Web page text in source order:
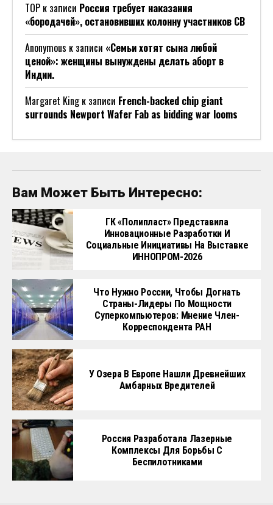
ТОР к записи Россия требует наказания
«бородачей», остановивших колонну участников СВ
Anonymous к записи «Семьи хотят сына любой
ценой»: женщины вынуждены делать аборт в
Индии.
Margaret Kingк записи French-backed chip giant
surrounds Newport Wafer Fab as bidding war looms
Вам Может Быть Интересно:
ГК «Полипласт» Представила
Инновационные Разработки И
Социальные Инициативы На Выставке
ИННОПРОМ-2026
Что Нужно России, Чтобы Догнать
Страны-Лидеры По Мощности
Суперкомпьютеров: Мнение Член-
Корреспондента РАН
У Озера В Европе Нашли Древнейших
Амбарных Вредителей
Россия Разработала Лазерные
Комплексы Для Борьбы С
Беспилотниками